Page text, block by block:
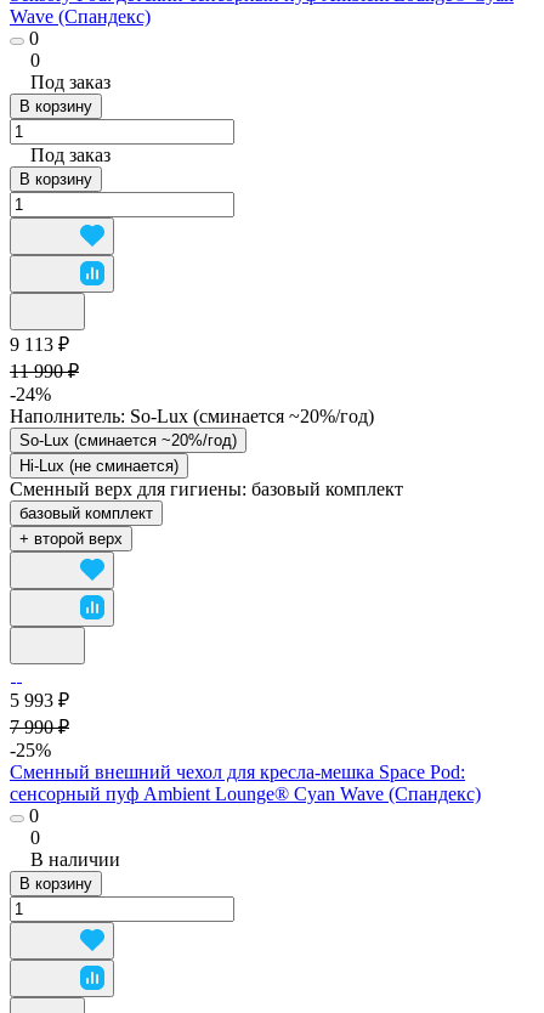
Wave (Спандекс)
0
0
Под заказ
В корзину
Под заказ
В корзину
9 113 ₽
11 990 ₽
-24%
Наполнитель: So-Lux (cминается ~20%/год)
So-Lux (cминается ~20%/год)
Hi-Lux (не сминается)
Сменный верх для гигиены: базовый комплект
базовый комплект
+ второй верх
5 993 ₽
7 990 ₽
-25%
Сменный внешний чехол для кресла-мешка Space Pod:
сенсорный пуф Ambient Lounge® Cyan Wave (Спандекс)
0
0
В наличии
В корзину